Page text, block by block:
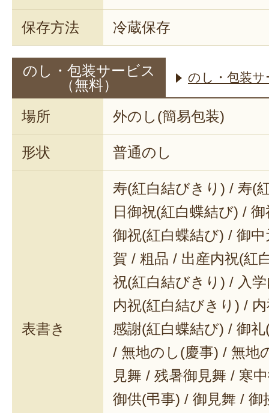
保存方法 冷蔵保存
のし・包装サービス
（無料）
のし・包装
場所 外のし(簡易包装)
形状 普通のし
表書き
寿(紅白結びきり) / 寿(
日御祝(紅白蝶結び) /
御祝(紅白蝶結び) / 御
賀 / 粗品 / 出産内祝(紅
祝(紅白結びきり) / 入
内祝(紅白結びきり) /
感謝(紅白蝶結び) / 御
/ 無地のし(慶事) / 無地
見舞 / 残暑御見舞 / 寒
御供(弔事) / 御見舞 / 御